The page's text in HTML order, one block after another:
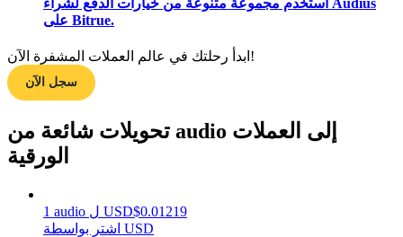
تعلم كيفية البقاء مربحة
يكسب
على Bitrue.
ابدأ رحلتك في عالم العملات المشفرة الآن!
سجل الآن
تحويلات شائعة من audio إلى العملات
الورقية
1 audio ل USD$0.01219
اشتر بواسطة USD